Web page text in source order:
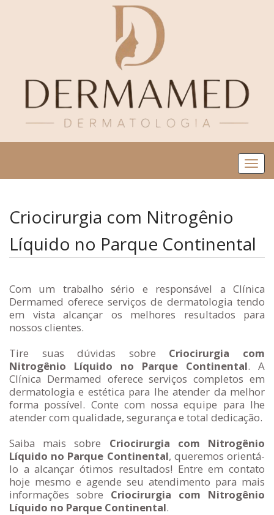
Criocirurgia com Nitrogênio
Líquido no Parque Continental
Com um trabalho sério e responsável a Clínica
Dermamed oferece serviços de dermatologia tendo
em vista alcançar os melhores resultados para
nossos clientes.
Tire suas dúvidas sobre Criocirurgia com
Nitrogênio Líquido no Parque Continental. A
Clínica Dermamed oferece serviços completos em
dermatologia e estética para lhe atender da melhor
forma possível. Conte com nossa equipe para lhe
atender com qualidade, segurança e total dedicação.
Saiba mais sobre Criocirurgia com Nitrogênio
Líquido no Parque Continental, queremos orientá-
lo a alcançar ótimos resultados! Entre em contato
hoje mesmo e agende seu atendimento para mais
informações sobre Criocirurgia com Nitrogênio
Líquido no Parque Continental.